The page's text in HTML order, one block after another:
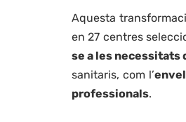
Aquesta
en 27 centres
se a les
sanitaris, com l’
professionals.